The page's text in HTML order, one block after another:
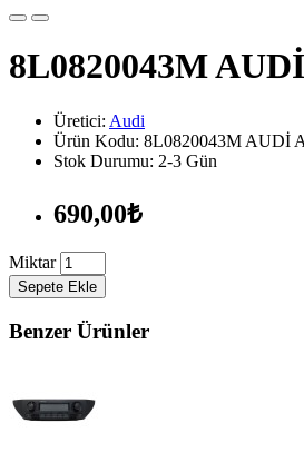
8L0820043M
Üretici: Audi
Ürün Kodu: 8L0820043M AUDİ
Stok Durumu: 2-3 Gün
690,00₺
Miktar
Sepete Ekle
Benzer Ürünler